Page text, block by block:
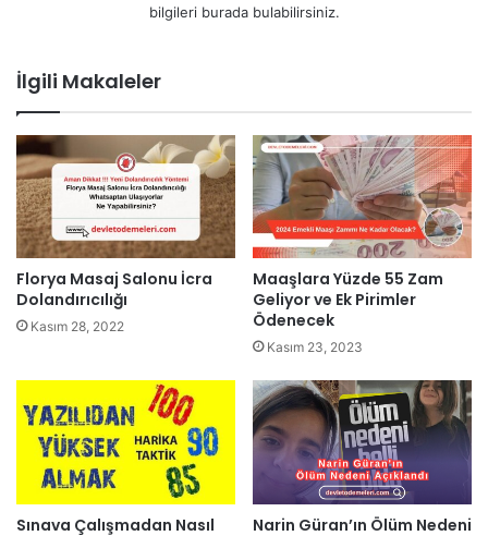
bilgileri burada bulabilirsiniz.
İlgili Makaleler
Florya Masaj Salonu İcra
Dolandırıcılığı
Kasım 28, 2022
Maaşlara Yüzde 55 Zam
Geliyor ve Ek Pirimler
Ödenecek
Kasım 23, 2023
Sınava Çalışmadan Nasıl
Narin Güran’ın Ölüm Nedeni